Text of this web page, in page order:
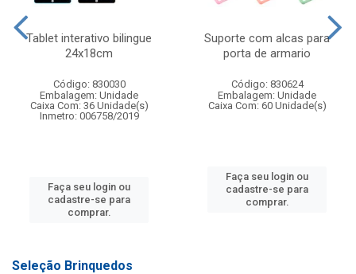
Tablet interativo bilingue
24x18cm
Código: 830030
Embalagem: Unidade
Caixa Com: 36 Unidade(s)
Inmetro: 006758/2019
Faça seu login ou
cadastre-se para
comprar.
Suporte com alcas para
porta de armario
Código: 830624
Embalagem: Unidade
Caixa Com: 60 Unidade(s)
Faça seu login ou
cadastre-se para
comprar.
Seleção Brinquedos